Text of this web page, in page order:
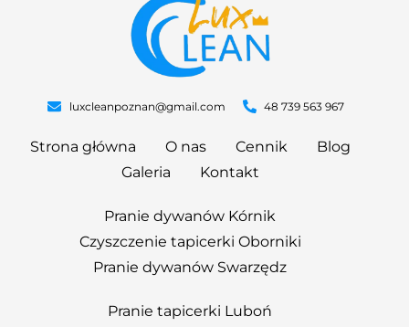
luxcleanpoznan@gmail.com 48 739 563 967
Strona główna O nas Cennik
Blog
Galeria
Kontakt
Pranie dywanów Kórnik
Czyszczenie tapicerki Oborniki
Pranie dywanów Swarzędz
Pranie tapicerki Luboń